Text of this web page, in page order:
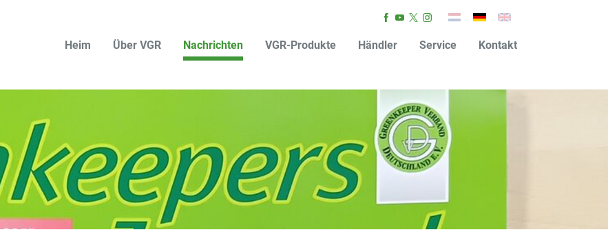
Heim Über VGR Nachrichten VGR-Produkte Händler Service Kontakt